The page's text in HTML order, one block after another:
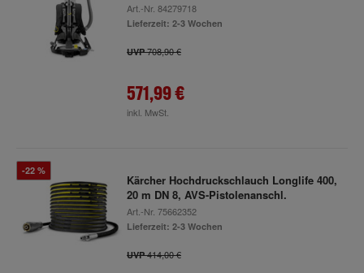
Art.-Nr. 84279718
Lieferzeit: 2-3 Wochen
UVP708,90 €
571,99 €
inkl. MwSt.
-22 %
Kärcher Hochdruckschlauch Longlife 400,
20 m DN 8, AVS-Pistolenanschl.
Art.-Nr. 75662352
Lieferzeit: 2-3 Wochen
UVP414,00 €